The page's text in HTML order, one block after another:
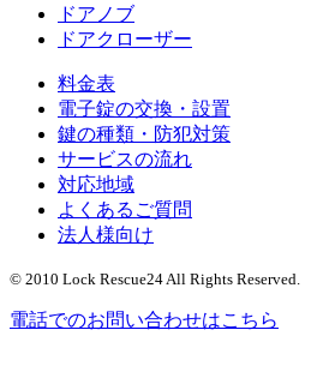
ドアノブ
ドアクローザー
料金表
電子錠の交換・設置
鍵の種類・防犯対策
サービスの流れ
対応地域
よくあるご質問
法人様向け
© 2010 Lock Rescue24 All Rights Reserved.
電話でのお問い合わせはこちら